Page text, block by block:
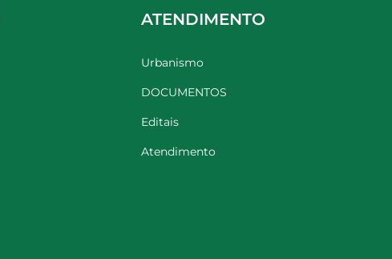
ATENDIMENTO
Urbanismo
DOCUMENTOS
Editais
Atendimento